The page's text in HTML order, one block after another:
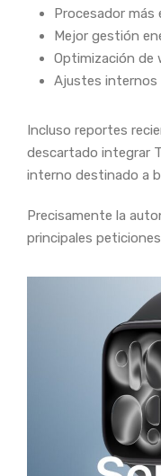
Procesador más
Mejor gestión
Optimización de
Ajustes internos
Incluso reportes
descartado integrar
interno destinado a
Precisamente la
principales